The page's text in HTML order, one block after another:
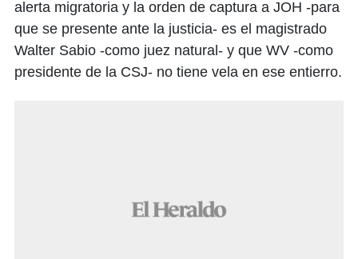
alerta migratoria y la orden de captura a JOH -para
que se presente ante la justicia- es el magistrado
Walter Sabio -como juez natural- y que WV -como
presidente de la CSJ- no tiene vela en ese entierro.